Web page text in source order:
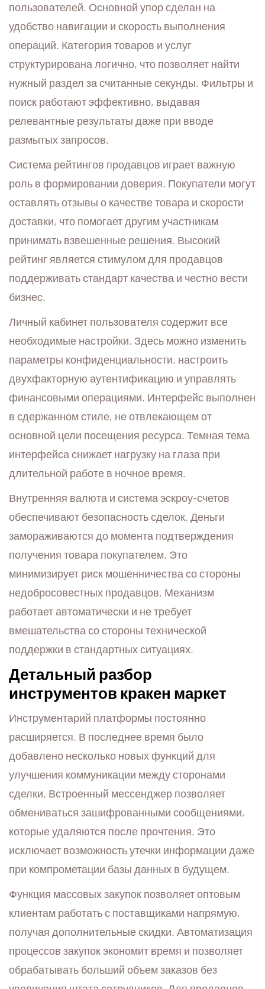
пользователей. Основной упор сделан на
удобство навигации и скорость выполнения
операций. Категория товаров и услуг
структурирована логично, что позволяет найти
нужный раздел за считанные секунды. Фильтры и
поиск работают эффективно, выдавая
релевантные результаты даже при вводе
размытых запросов.
Система рейтингов продавцов играет важную
роль в формировании доверия. Покупатели могут
оставлять отзывы о качестве товара и скорости
доставки, что помогает другим участникам
принимать взвешенные решения. Высокий
рейтинг является стимулом для продавцов
поддерживать стандарт качества и честно вести
бизнес.
Личный кабинет пользователя содержит все
необходимые настройки. Здесь можно изменить
параметры конфиденциальности, настроить
двухфакторную аутентификацию и управлять
финансовыми операциями. Интерфейс выполнен
в сдержанном стиле, не отвлекающем от
основной цели посещения ресурса. Темная тема
интерфейса снижает нагрузку на глаза при
длительной работе в ночное время.
Внутренняя валюта и система эскроу-счетов
обеспечивают безопасность сделок. Деньги
замораживаются до момента подтверждения
получения товара покупателем. Это
минимизирует риск мошенничества со стороны
недобросовестных продавцов. Механизм
работает автоматически и не требует
вмешательства со стороны технической
поддержки в стандартных ситуациях.
Детальный разбор
инструментов кракен маркет
Инструментарий платформы постоянно
расширяется. В последнее время было
добавлено несколько новых функций для
улучшения коммуникации между сторонами
сделки. Встроенный мессенджер позволяет
обмениваться зашифрованными сообщениями,
которые удаляются после прочтения. Это
исключает возможность утечки информации даже
при компрометации базы данных в будущем.
Функция массовых закупок позволяет оптовым
клиентам работать с поставщиками напрямую,
получая дополнительные скидки. Автоматизация
процессов закупок экономит время и позволяет
обрабатывать больший объем заказов без